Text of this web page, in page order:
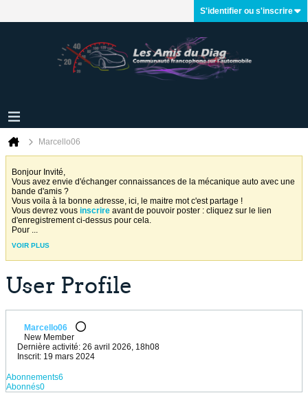
S'identifier ou s'inscrire
Marcello06
Bonjour Invité,
Vous avez envie d'échanger connaissances de la mécanique auto avec une
bande d'amis ?
Vous voila à la bonne adresse, ici, le maitre mot c'est partage !
Vous devrez vous inscrire avant de pouvoir poster : cliquez sur le lien
d'enregistrement ci-dessus pour cela.
Pour ...
VOIR PLUS
User Profile
Marcello06
New Member
Dernière activité: 26 avril 2026, 18h08
Inscrit: 19 mars 2024
Abonnements6
Abonnés0